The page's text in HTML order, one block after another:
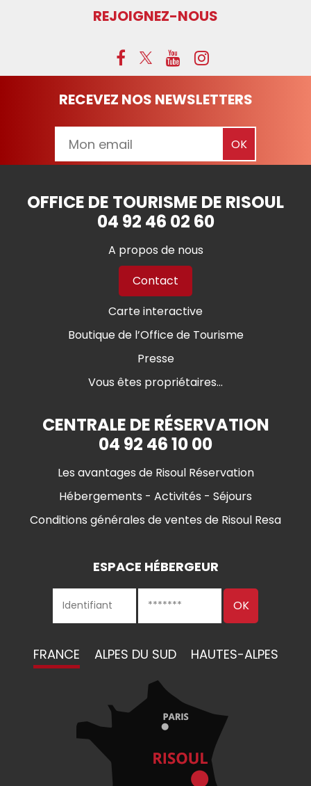
REJOIGNEZ-NOUS
RECEVEZ NOS NEWSLETTERS
OFFICE DE TOURISME DE RISOUL
04 92 46 02 60
A propos de nous
Contact
Carte interactive
Boutique de l’Office de Tourisme
Presse
Vous êtes propriétaires...
CENTRALE DE RÉSERVATION
04 92 46 10 00
Les avantages de Risoul Réservation
Hébergements - Activités - Séjours
Conditions générales de ventes de Risoul Resa
ESPACE HÉBERGEUR
FRANCE ALPES DU SUD HAUTES-ALPES